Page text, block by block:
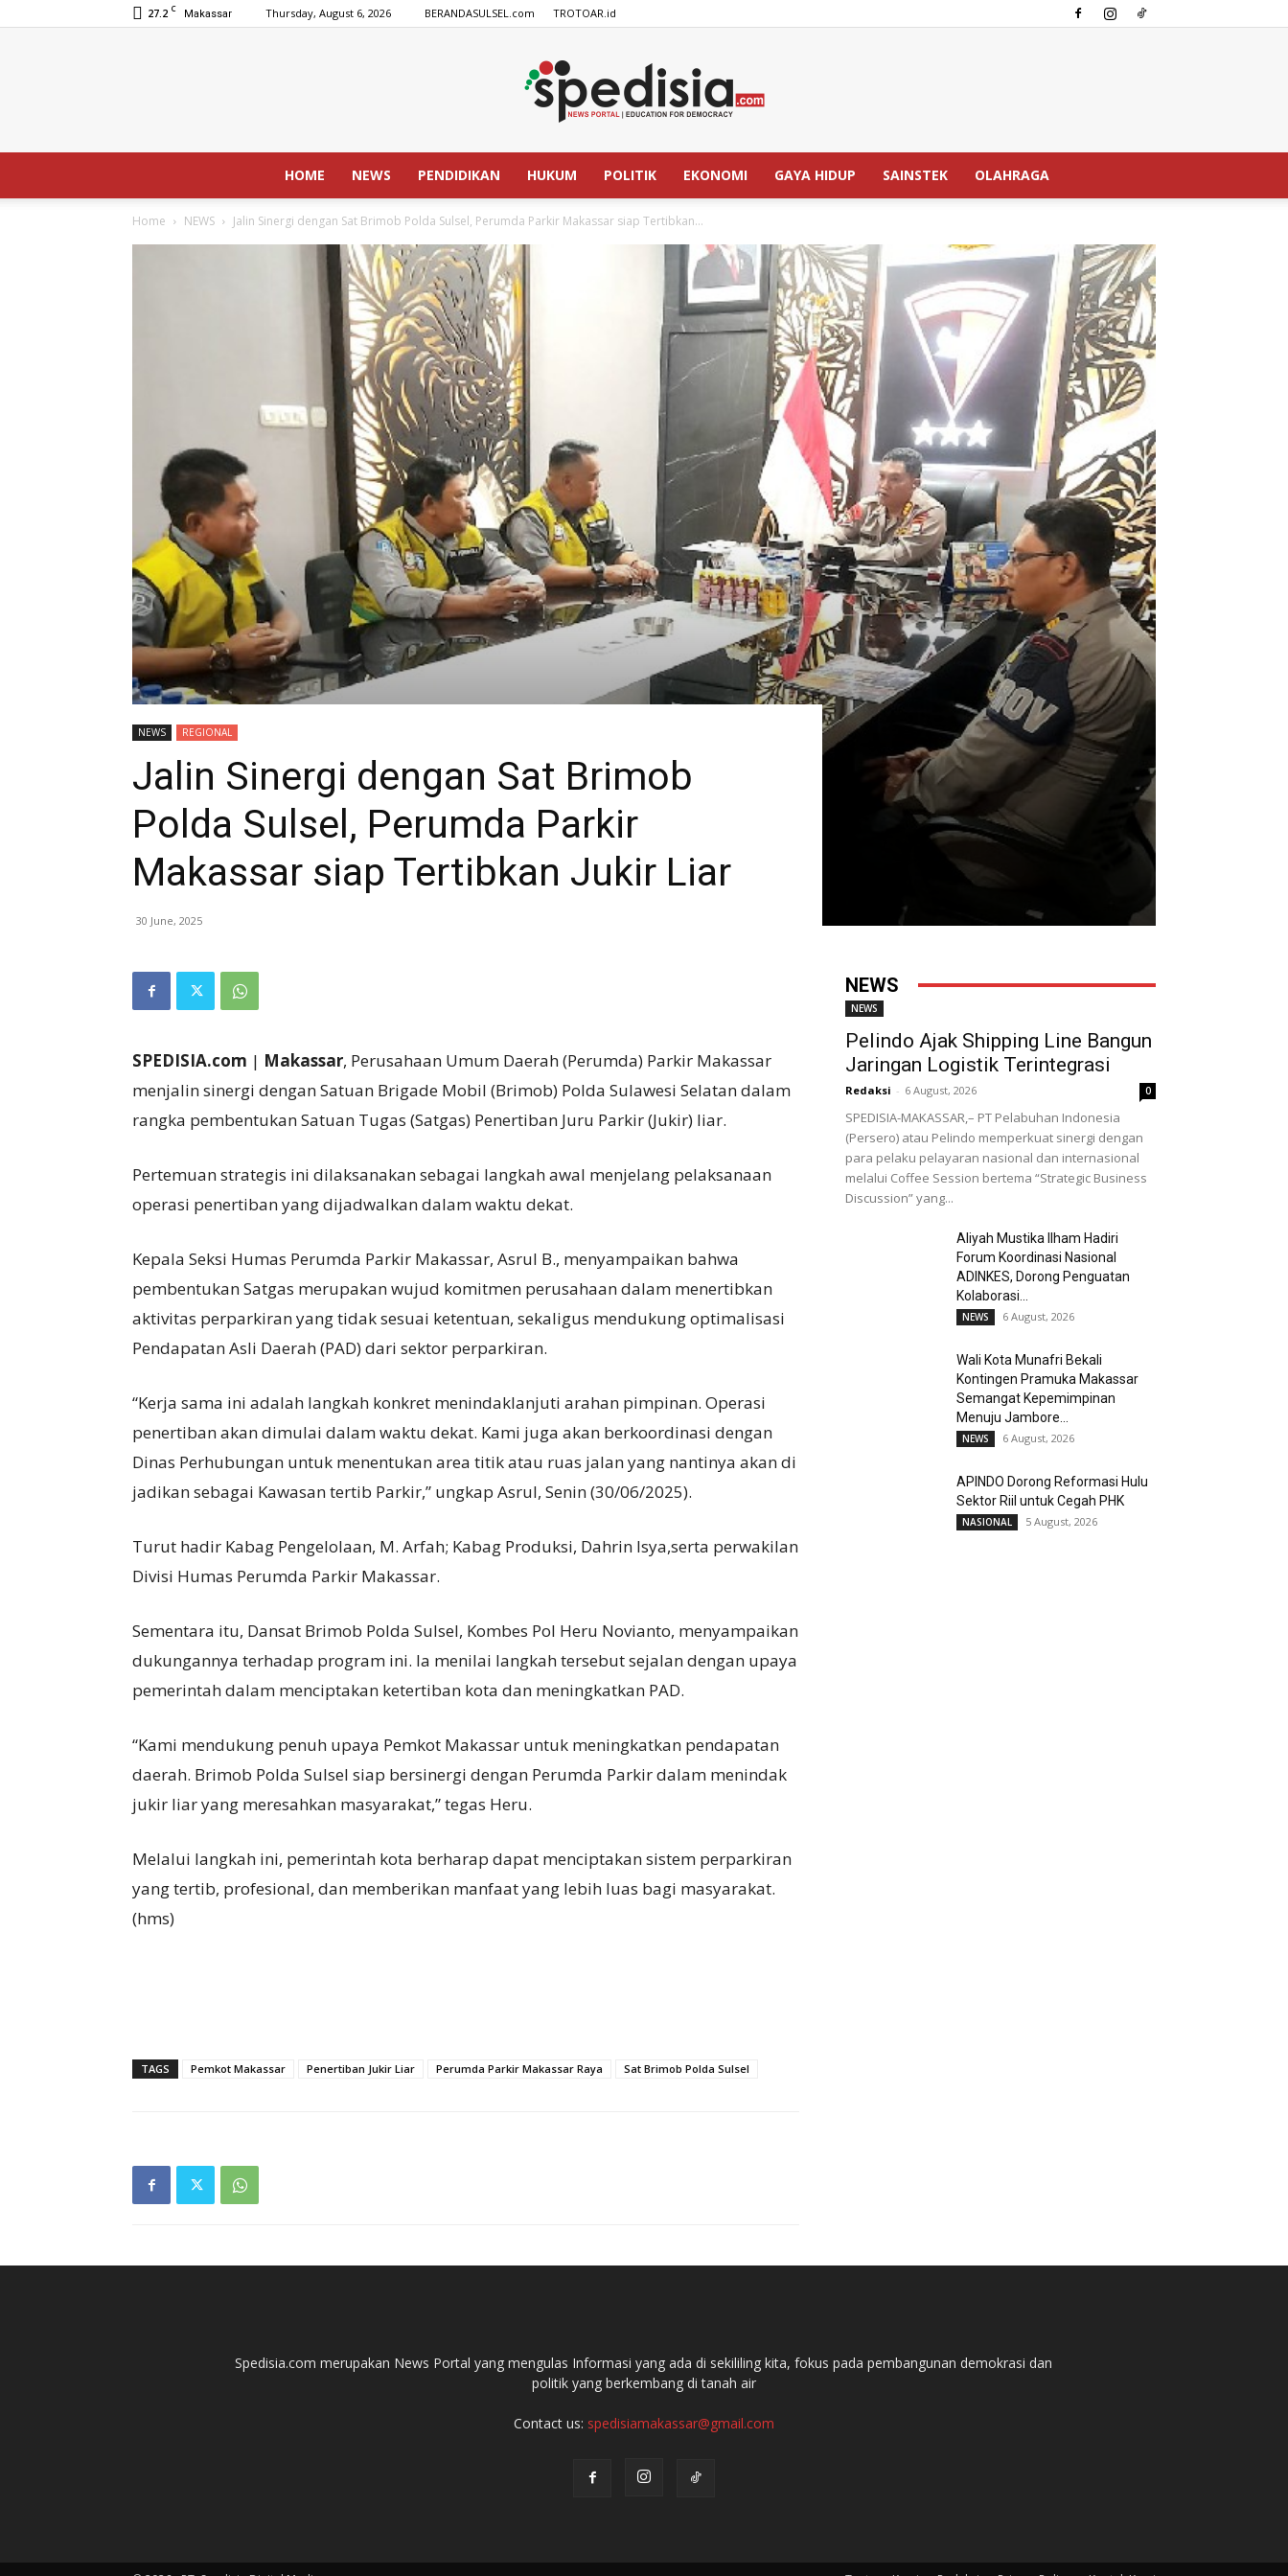
27.2 C Makassar Thursday, August 6, 2026 BERANDASULSEL.com TROTOAR.id
SPEDISIA.com
HOME NEWS PENDIDIKAN HUKUM POLITIK EKONOMI GAYA HIDUP SAINSTEK OLAHRAGA
Home NEWS Jalin Sinergi dengan Sat Brimob Polda Sulsel, Perumda Parkir Makassar siap Tertibkan...
NEWS REGIONAL
Jalin Sinergi dengan Sat Brimob
Polda Sulsel, Perumda Parkir
Makassar siap Tertibkan Jukir Liar
30 June, 2025
SPEDISIA.com | Makassar, Perusahaan Umum Daerah (Perumda) Parkir Makassar
menjalin sinergi dengan Satuan Brigade Mobil (Brimob) Polda Sulawesi Selatan dalam
rangka pembentukan Satuan Tugas (Satgas) Penertiban Juru Parkir (Jukir) liar.
Pertemuan strategis ini dilaksanakan sebagai langkah awal menjelang pelaksanaan
operasi penertiban yang dijadwalkan dalam waktu dekat.
Kepala Seksi Humas Perumda Parkir Makassar, Asrul B., menyampaikan bahwa
pembentukan Satgas merupakan wujud komitmen perusahaan dalam menertibkan
aktivitas perparkiran yang tidak sesuai ketentuan, sekaligus mendukung optimalisasi
Pendapatan Asli Daerah (PAD) dari sektor perparkiran.
“Kerja sama ini adalah langkah konkret menindaklanjuti arahan pimpinan. Operasi
penertiban akan dimulai dalam waktu dekat. Kami juga akan berkoordinasi dengan
Dinas Perhubungan untuk menentukan area titik atau ruas jalan yang nantinya akan di
jadikan sebagai Kawasan tertib Parkir,” ungkap Asrul, Senin (30/06/2025).
Turut hadir Kabag Pengelolaan, M. Arfah; Kabag Produksi, Dahrin Isya,serta perwakilan
Divisi Humas Perumda Parkir Makassar.
Sementara itu, Dansat Brimob Polda Sulsel, Kombes Pol Heru Novianto, menyampaikan
dukungannya terhadap program ini. Ia menilai langkah tersebut sejalan dengan upaya
pemerintah dalam menciptakan ketertiban kota dan meningkatkan PAD.
“Kami mendukung penuh upaya Pemkot Makassar untuk meningkatkan pendapatan
daerah. Brimob Polda Sulsel siap bersinergi dengan Perumda Parkir dalam menindak
jukir liar yang meresahkan masyarakat,” tegas Heru.
Melalui langkah ini, pemerintah kota berharap dapat menciptakan sistem perparkiran
yang tertib, profesional, dan memberikan manfaat yang lebih luas bagi masyarakat.
(hms)
TAGS Pemkot Makassar Penertiban Jukir Liar Perumda Parkir Makassar Raya Sat Brimob Polda Sulsel
NEWS
NEWS
Pelindo Ajak Shipping Line Bangun
Jaringan Logistik Terintegrasi
Redaksi - 6 August, 2026 0
SPEDISIA-MAKASSAR,– PT Pelabuhan Indonesia
(Persero) atau Pelindo memperkuat sinergi dengan
para pelaku pelayaran nasional dan internasional
melalui Coffee Session bertema “Strategic Business
Discussion” yang...
Aliyah Mustika Ilham Hadiri
Forum Koordinasi Nasional
ADINKES, Dorong Penguatan
Kolaborasi...
NEWS 6 August, 2026
Wali Kota Munafri Bekali
Kontingen Pramuka Makassar
Semangat Kepemimpinan
Menuju Jambore...
NEWS 6 August, 2026
APINDO Dorong Reformasi Hulu
Sektor Riil untuk Cegah PHK
NASIONAL 5 August, 2026
Spedisia.com merupakan News Portal yang mengulas Informasi yang ada di sekililing kita, fokus pada pembangunan demokrasi dan
politik yang berkembang di tanah air
Contact us: spedisiamakassar@gmail.com